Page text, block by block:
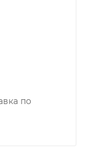
по